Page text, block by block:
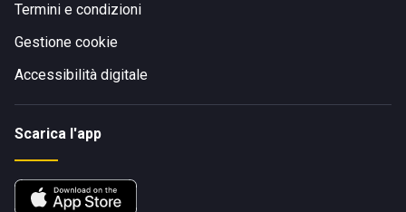
Termini e condizioni
Gestione cookie
Accessibilità digitale
Scarica l'app